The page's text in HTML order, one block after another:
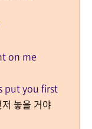
on me
put you first
놓을 거야